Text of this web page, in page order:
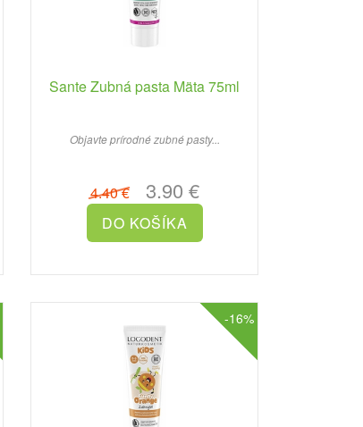
Sante Zubná pasta Mäta 75ml
Objavte prírodné zubné pasty...
4.40 €3.90 €
-16%